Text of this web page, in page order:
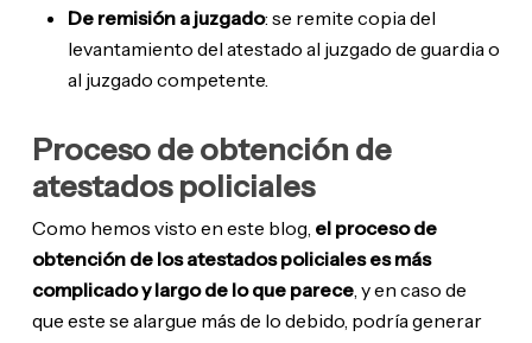
De remisión a juzgado: se remite copia del
levantamiento del atestado al juzgado de guardia o
al juzgado competente.
Proceso de obtención de
atestados policiales
Como hemos visto en este blog, el proceso de
obtención de los atestados policiales es más
complicado y largo de lo que parece, y en caso de
que este se alargue más de lo debido, podría generar